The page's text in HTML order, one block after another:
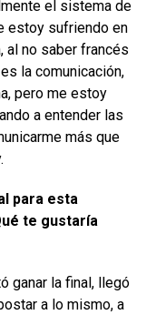
el sistema de
estoy sufriendo en
al no saber francés
la comunicación,
pero me estoy
a entender las
más que
para esta
te gustaría
ganar la final, llegó
a lo mismo, a